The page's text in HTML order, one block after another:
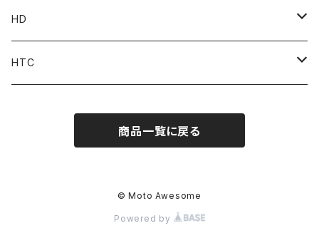
Pant
Accessories
Tops
Pant
MOONEYES x DOGTOWN x BLUCO
HD
Parts
HTC
商品一覧に戻る
© Moto Awesome
Powered by